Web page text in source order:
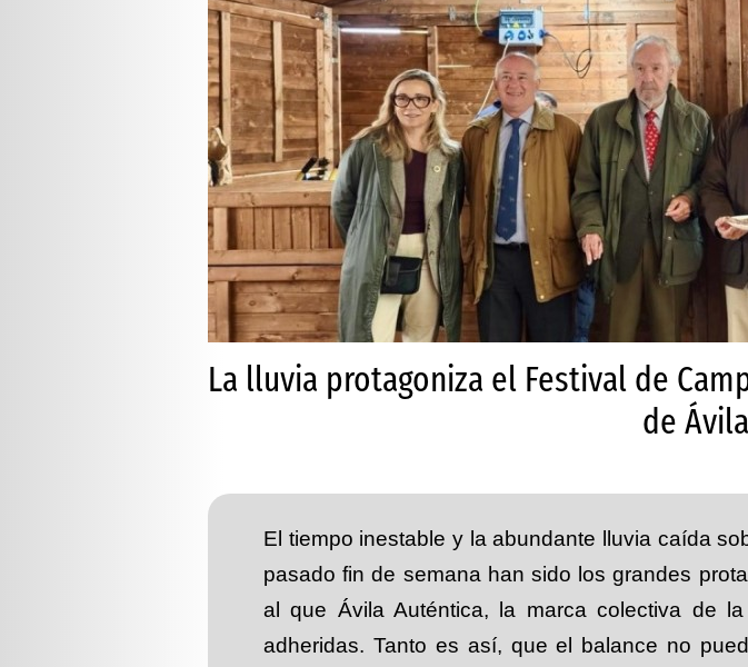
La lluvia protagoniza el Festival de
de
El tiempo inestable y la abundante lluvia caída
pasado fin de semana han sido los grandes
al que Ávila Auténtica, la marca colectiva de
adheridas. Tanto es así, que el balance no